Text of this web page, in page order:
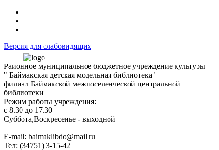
Версия для слабовидящих
Районное муниципальное бюджетное учреждение культуры
" Баймакская детская модельная библиотека"
филиал Баймакской межпоселенческой центральной
библиотеки
Режим работы учреждения:
с 8.30 до 17.30
Суббота,Воскресенье - выходной
Е-mail: baimaklibdo@mail.ru
Тел: (34751) 3-15-42